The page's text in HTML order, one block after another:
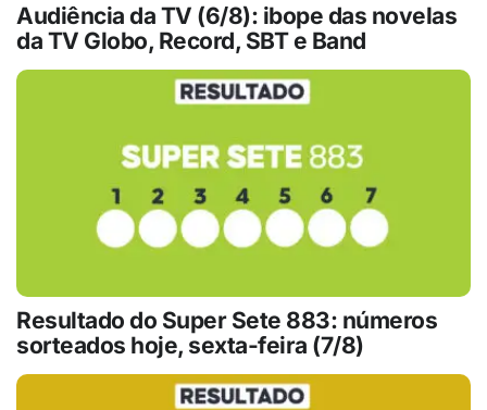
Audiência da TV (6/8): ibope das novelas
da TV Globo, Record, SBT e Band
Resultado do Super Sete 883: números
sorteados hoje, sexta-feira (7/8)